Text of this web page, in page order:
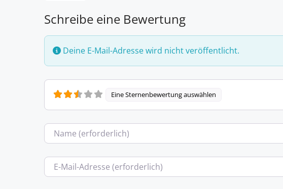
Schreibe eine Bewertung
Deine E-Mail-Adresse wird nicht veröffentlicht.
Eine Sternenbewertung auswählen
Name
E-Mail